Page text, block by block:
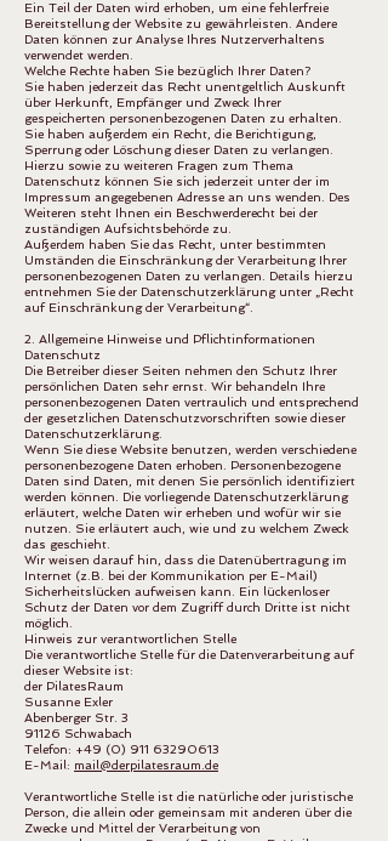
Ein Teil der Daten wird erhoben, um eine fehlerfreie
Bereitstellung der Website zu gewährleisten. Andere
Daten können zur Analyse Ihres Nutzerverhaltens
verwendet werden.
Welche Rechte haben Sie bezüglich Ihrer Daten?
Sie haben jederzeit das Recht unentgeltlich Auskunft
über Herkunft, Empfänger und Zweck Ihrer
gespeicherten personenbezogenen Daten zu erhalten.
Sie haben außerdem ein Recht, die Berichtigung,
Sperrung oder Löschung dieser Daten zu verlangen.
Hierzu sowie zu weiteren Fragen zum Thema
Datenschutz können Sie sich jederzeit unter der im
Impressum angegebenen Adresse an uns wenden. Des
Weiteren steht Ihnen ein Beschwerderecht bei der
zuständigen Aufsichtsbehörde zu.
Außerdem haben Sie das Recht, unter bestimmten
Umständen die Einschränkung der Verarbeitung Ihrer
personenbezogenen Daten zu verlangen. Details hierzu
entnehmen Sie der Datenschutzerklärung unter „Recht
auf Einschränkung der Verarbeitung“.
2. Allgemeine Hinweise und Pflichtinformationen
Datenschutz
Die Betreiber dieser Seiten nehmen den Schutz Ihrer
persönlichen Daten sehr ernst. Wir behandeln Ihre
personenbezogenen Daten vertraulich und entsprechend
der gesetzlichen Datenschutzvorschriften sowie dieser
Datenschutzerklärung.
Wenn Sie diese Website benutzen, werden verschiedene
personenbezogene Daten erhoben. Personenbezogene
Daten sind Daten, mit denen Sie persönlich identifiziert
werden können. Die vorliegende Datenschutzerklärung
erläutert, welche Daten wir erheben und wofür wir sie
nutzen. Sie erläutert auch, wie und zu welchem Zweck
das geschieht.
Wir weisen darauf hin, dass die Datenübertragung im
Internet (z.B. bei der Kommunikation per E-Mail)
Sicherheitslücken aufweisen kann. Ein lückenloser
Schutz der Daten vor dem Zugriff durch Dritte ist nicht
möglich.
Hinweis zur verantwortlichen Stelle
Die verantwortliche Stelle für die Datenverarbeitung auf
dieser Website ist:
der PilatesRaum
Susanne Exler
Abenberger Str. 3
91126 Schwabach
Telefon: +49 (0) 911 63290613
E-Mail: mail@derpilatesraum.de
Verantwortliche Stelle ist die natürliche oder juristische
Person, die allein oder gemeinsam mit anderen über die
Zwecke und Mittel der Verarbeitung von